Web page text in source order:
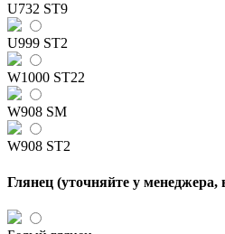
U732 ST9
U999 ST2
W1000 ST22
W908 SM
W908 ST2
Глянец (уточняйте у менеджера,